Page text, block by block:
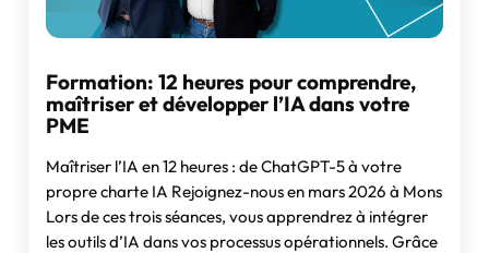
Formation: 12 heures pour comprendre,
maîtriser et développer l’IA dans votre
PME
Maîtriser l’IA en 12 heures : de ChatGPT-5 à votre
propre charte IA Rejoignez-nous en mars 2026 à Mons
Lors de ces trois séances, vous apprendrez à intégrer
les outils d’IA dans vos processus opérationnels. Grâce